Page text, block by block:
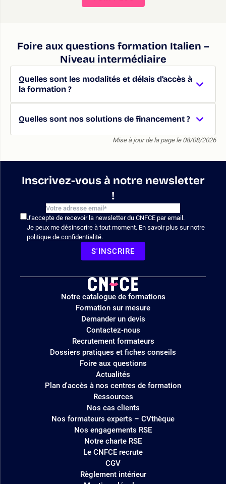
Foire aux questions formation Italien –
Niveau intermédiaire
Quelles sont les modalités et délais d’accès à
la formation ?
Quelles sont nos solutions de financement ?
Mise à jour de la page le 08/08/2026
Inscrivez-vous à notre newsletter
!
J'accepte de recevoir la newsletter du CNFCE par email.
Je peux me désinscrire à tout moment. En savoir plus sur notre
politique de confidentialité.
S'INSCRIRE
Logo
site
Notre catalogue de formations
Formation sur mesure
Demander un devis
Contactez-nous
Recrutement formateurs
Dossiers pratiques et fiches conseils
Foire aux questions
Actualités
Plan d'accès à nos centres de formation
Ressources
Nos cas clients
Nos formateurs experts – CVthèque
Nos engagements RSE
Notre charte RSE
Le CNFCE recrute
CGV
Règlement intérieur